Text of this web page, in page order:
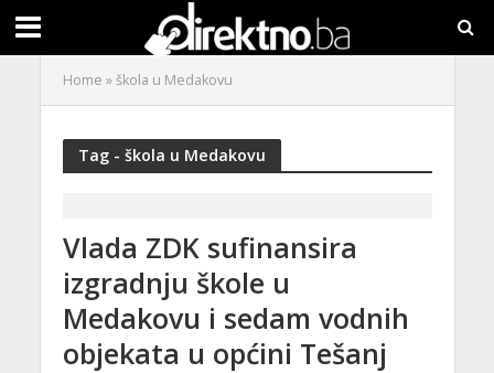
Home »škola u Medakovu
Tag - škola u Medakovu
Vlada ZDK sufinansira
izgradnju škole u
Medakovu i sedam vodnih
objekata u općini Tešanj